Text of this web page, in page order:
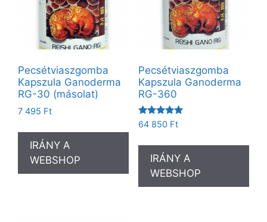
Pecsétviaszgomba
Kapszula Ganoderma
RG-30 (másolat)
7 495 Ft
IRÁNY A
WEBSHOP
Pecsétviaszgomba
Kapszula Ganoderma
RG-360
Értékelés:
5.00
64 850 Ft
IRÁNY A
WEBSHOP